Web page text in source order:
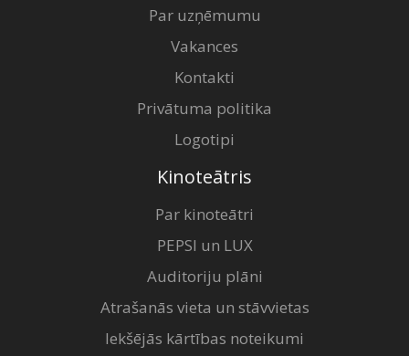
Par uzņēmumu
Vakances
Kontakti
Privātuma politika
Logotipi
Kinoteātris
Par kinoteātri
PEPSI un LUX
Auditoriju plāni
Atrašanās vieta un stāvvietas
Iekšējās kārtības noteikumi